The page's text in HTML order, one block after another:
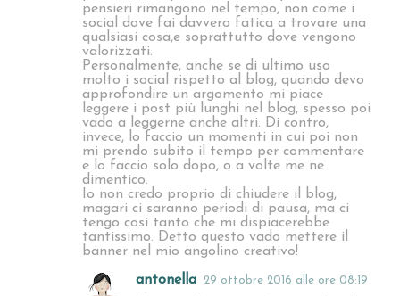
pensieri rimangono nel tempo, non come i
social dove fai davvero fatica a trovare una
qualsiasi cosa,e soprattutto dove vengono
valorizzati.
Personalmente, anche se di ultimo uso
molto i social rispetto al blog, quando devo
approfondire un argomento mi piace
leggere i post più lunghi nel blog, spesso poi
vado a leggerne anche altri. Di contro,
invece, lo faccio un momenti in cui poi non
mi prendo subito il tempo per commentare
e lo faccio solo dopo, o a volte me ne
dimentico.
Io non credo proprio di chiudere il blog,
magari ci saranno periodi di pausa, ma ci
tengo così tanto che mi dispiacerebbe
tantissimo. Detto questo vado mettere il
banner nel mio angolino creativo!
antonella 29 ottobre 2016 alle ore 08:19